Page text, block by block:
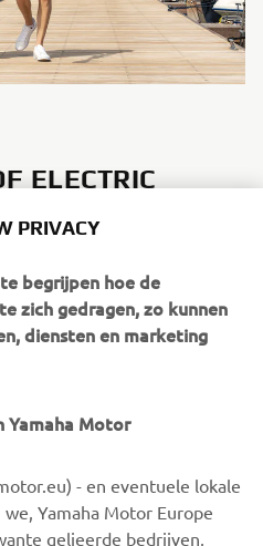
ELECTRIC
models M12, M18, M20,
its comprehensive
boating. Ideal for a
quick getaways to relaxing
or saltwater. Easy
in the purest way possible.
PRIVACY
begrijpen hoe de
diensten en marketing
Motor
- en eventuele lokale
gelieerde bedrijven,
die vergelijkbaar zijn met
We gebruiken